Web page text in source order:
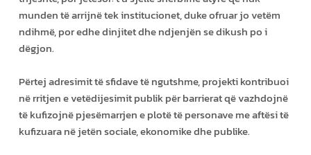
munden të arrijnë tek institucionet, duke ofruar jo vetëm
ndihmë, por edhe dinjitet dhe ndjenjën se dikush po i
dëgjon.
Përtej adresimit të sfidave të ngutshme, projekti kontribuoi
në rritjen e vetëdijesimit publik për barrierat që vazhdojnë
të kufizojnë pjesëmarrjen e plotë të personave me aftësi të
kufizuara në jetën sociale, ekonomike dhe publike.